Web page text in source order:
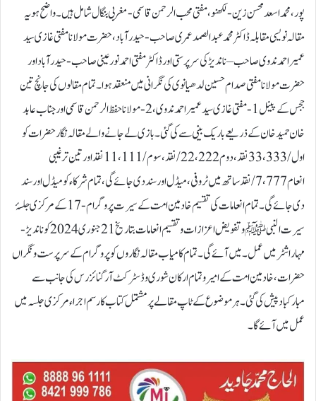
پور، محمد اسعد محسن زین-لکھنو، مفتی محب الرحمن قاسمی-مغربی بنگال شامل ہیں۔واضح ہو یہ
مقالہ نویسی مقابلہ ڈاکٹر محمد عبدالصمد عمری صاحب -حیدرآباد، حضرت مولانا مفتی غازی سید
عمیر احمد ندوی صاحب – ناندیڑ کی سرپرستی اور ڈاکٹر مفتی احمد نورعینی صاحب- حیدرآباد اور
حضرت مولانا مفتی صدام حسین لدھیانوی کی نگرانی میں منعقد ہوا۔ تمام مقالوں کی جانچ تین
ججس کے پینل 1- مفتی غازی سید عمیر احمد ندوی، 2- مولانا حفظ الرحمن قاسمی اور جناب عابد
خان حمید خان کے ذریعے باریک بینی سے کی گئی۔بازی لے جانے والے مقالہ نگار حضرات کو
اول /33،333 نقد، دوم 22،222/ نقد، سوم /11،111 نقد اور تین ترغیبی
انعام 7،777/ نقد ساتھ میں ٹروفی ، میڈل اور سند دی جائے گی، تمام شرکاء کو میڈل اور سند
دی جائے گی۔ تمام انعامات کی تقسیم خادمین امت کے سیرت پروگرام-17کے مرکزی جلسۂ
سیرت النبی ﷺ و تفویض اعزازات و تقسیم انعامات بتاریخ 21 جنوری 2024 کو ناندیڑ-
مہاراشٹر میں عمل۔میں آئے گی۔تمام کامیاب مقالہ نگاروں کو پروگرام کے سرپرست و نگراں
حضرات، خادمین امت کے امیر و تمام ارکان شوری و ڈسٹرکٹ آرگنائزرس کی جانب سے
مبارکباد پیش کی گئی۔ہرموضوع کے ٹاپ مقالے پر مشتمل کتاب کا رسم اجراء مرکزی جلسہ میں
عمل میں آئے گا۔